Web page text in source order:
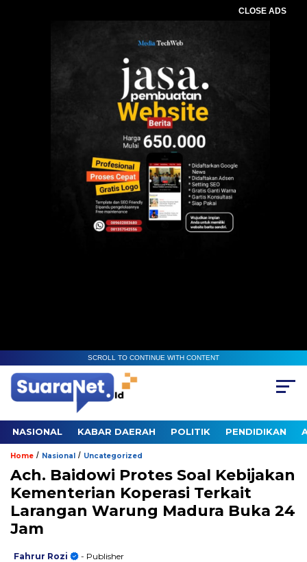
CLOSE ADS
SCROLL TO CONTINUE WITH CONTENT
NASIONAL KABAR DAERAH POLITIK PENDIDIKAN
Home / Nasional / Uncategorized
Ach. Baidowi Protes Soal Kebijakan
Kementerian Koperasi Terkait
Larangan Warung Madura Buka 24
Jam
Fahrur Rozi
- Publisher